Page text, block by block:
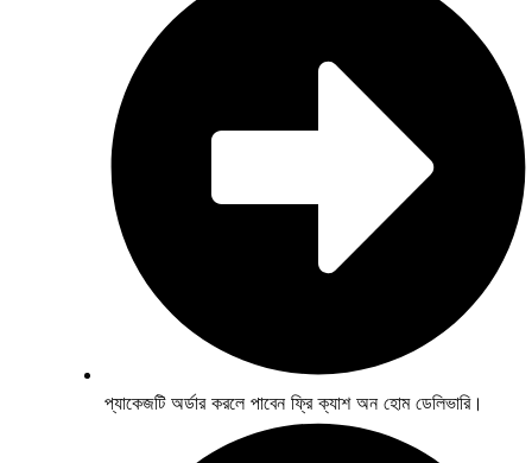
প্যাকেজটি অর্ডার করলে পাবেন ফ্রি ক্যাশ অন হোম ডেলিভারি।